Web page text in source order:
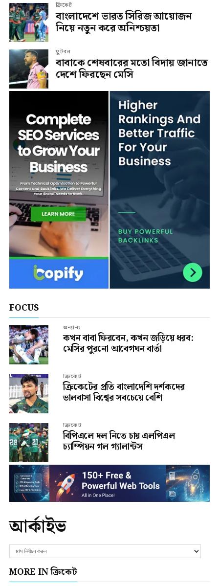
ক্রিকেট
বাংলাদেশে ভারত সিরিজ আয়োজন
নিয়ে নতুন করে অনিশ্চয়তা
ফুটবল
বাবাকে শেষবারের মতো বিদায় জানাতে
দেশে ফিরছেন মেসি
FOCUS
অন্যান্য
কখন বাবা ফিরবেন, কখন জড়িয়ে ধরব:
মেসির পুরনো আবেগঘন বার্তা
ক্রিকেট
ক্রিকেটের প্রতি বাংলাদেশি দর্শকদের
ভালবাসা বিশ্বের সবচেয়ে বেশি
ক্রিকেট
বিপিএলে দল নিতে চায় এলপিএল
চ্যাম্পিয়ন গল গ্যালান্টস
আর্কাইভ
MORE IN ক্রিকেট